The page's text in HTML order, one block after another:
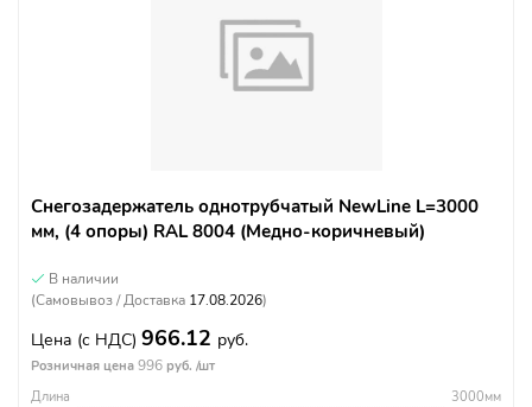
Снегозадержатель однотрубчатый NewLine L=3000
мм, (4 опоры) RAL 8004 (Медно-коричневый)
В наличии
(Самовывоз / Доставка 17.08.2026)
Цена (с НДС) 966.12 руб.
Розничная цена 996 руб. /шт
Длина
3000мм